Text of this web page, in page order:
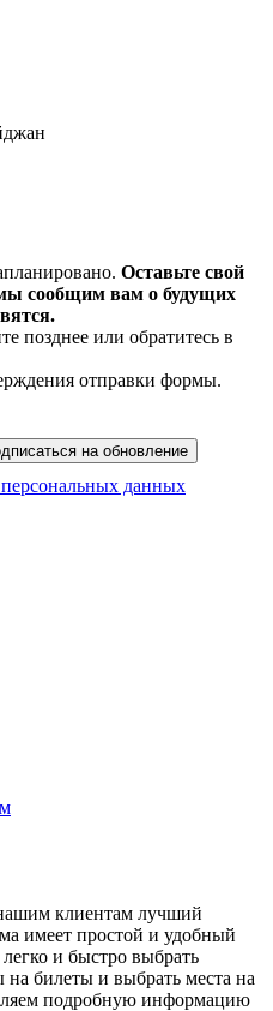
Оставьте свой
сообщим вам о будущих
позднее или обратитесь в
отправки формы.
на обновление
персональных данных
клиентам лучший
имеет простой и удобный
и быстро выбрать
билеты и выбрать места на
подробную информацию